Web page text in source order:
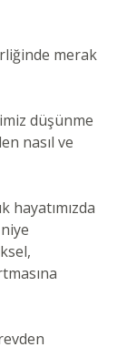
merak
düşünme
nasıl ve
hayatımızda